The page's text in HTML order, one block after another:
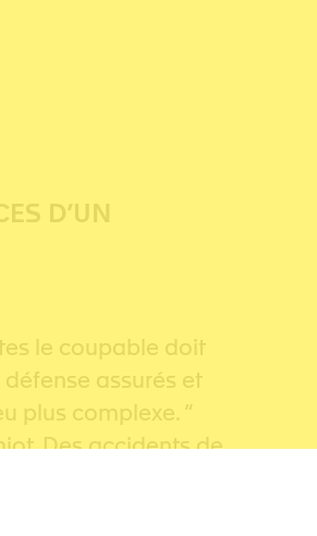
D’UN
le coupable doit
assurés et
plus complexe. “
Des accidents de